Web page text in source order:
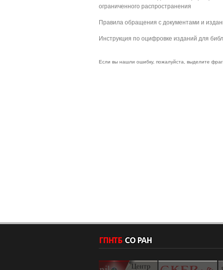
ограниченного распространения
Правила обращения с документами и
Инструкция по оцифровке изданий для
Если вы нашли ошибку, пожалуйста, выделите